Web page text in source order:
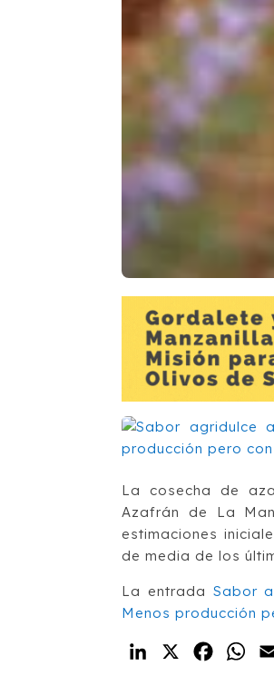
La cosecha de
Azafrán de La
estimaciones
de media de los
La entrada Sabor
Menos producción
LinkedIn
X